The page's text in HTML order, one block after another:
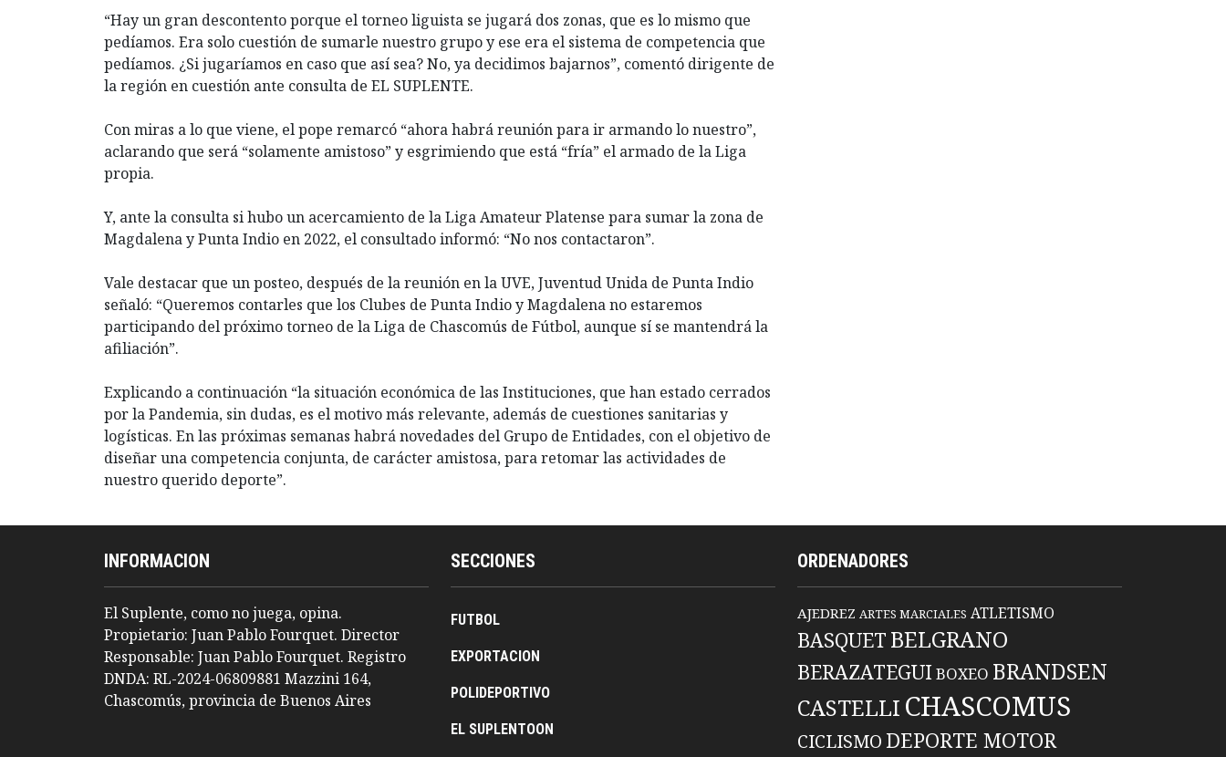
“Hay un gran descontento porque el torneo liguista se jugará dos zonas, que es lo mismo que
pedíamos. Era solo cuestión de sumarle nuestro grupo y ese era el sistema de competencia que
pedíamos. ¿Si jugaríamos en caso que así sea? No, ya decidimos bajarnos”, comentó dirigente de
la región en cuestión ante consulta de EL SUPLENTE.
Con miras a lo que viene, el pope remarcó “ahora habrá reunión para ir armando lo nuestro”,
aclarando que será “solamente amistoso” y esgrimiendo que está “fría” el armado de la Liga
propia.
Y, ante la consulta si hubo un acercamiento de la Liga Amateur Platense para sumar la zona de
Magdalena y Punta Indio en 2022, el consultado informó: “No nos contactaron”.
Vale destacar que un posteo, después de la reunión en la UVE, Juventud Unida de Punta Indio
señaló: “Queremos contarles que los Clubes de Punta Indio y Magdalena no estaremos
participando del próximo torneo de la Liga de Chascomús de Fútbol, aunque sí se mantendrá la
afiliación”.
Explicando a continuación “la situación económica de las Instituciones, que han estado cerrados
por la Pandemia, sin dudas, es el motivo más relevante, además de cuestiones sanitarias y
logísticas. En las próximas semanas habrá novedades del Grupo de Entidades, con el objetivo de
diseñar una competencia conjunta, de carácter amistosa, para retomar las actividades de
nuestro querido deporte”.
INFORMACION
El Suplente, como no juega, opina.
Propietario: Juan Pablo Fourquet. Director
Responsable: Juan Pablo Fourquet. Registro
DNDA: RL-2024-06809881 Mazzini 164,
Chascomús, provincia de Buenos Aires
SECCIONES
FUTBOL
EXPORTACION
POLIDEPORTIVO
EL SUPLENTOON
ORDENADORES
AJEDREZ ARTES MARCIALES ATLETISMO
BASQUET BELGRANO
BERAZATEGUIBOXEO BRANDSEN
CASTELLI CHASCOMUS
CICLISMO DEPORTE MOTOR